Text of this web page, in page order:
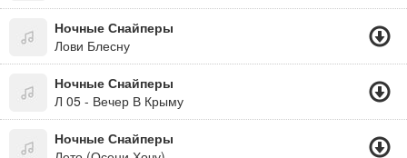
Ночные Снайперы
Лови Блесну
Ночные Снайперы
Л 05 - Вечер В Крыму
Ночные Снайперы